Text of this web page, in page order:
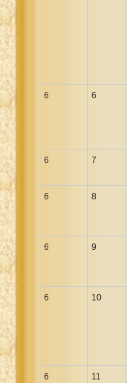
6 6
6 7
6 8
6 9
6 10
6 11